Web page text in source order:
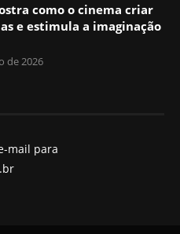
como o cinema criar
e estimula a imaginação
de 2026
mail para